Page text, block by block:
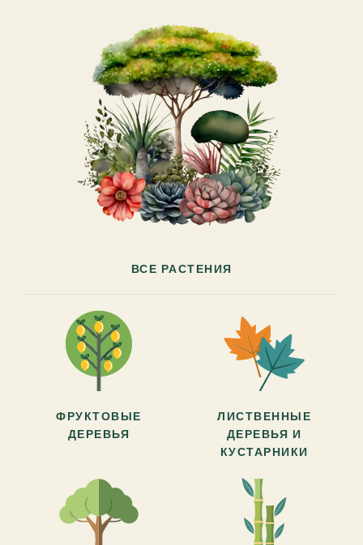
ВСЕ РАСТЕНИЯ
ФРУКТОВЫЕ
ДЕРЕВЬЯ
ЛИСТВЕННЫЕ
ДЕРЕВЬЯ И
КУСТАРНИКИ